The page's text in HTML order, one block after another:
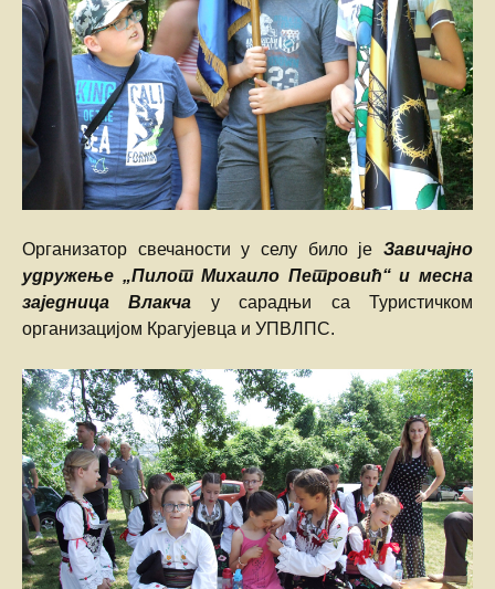
Организатор свечаности у селу било је Завичајно
удружење „Пилот Михаило Петровић“ и месна
заједница Влакча у сарадњи са Туристичком
организацијом Крагујевца и УПВЛПС.